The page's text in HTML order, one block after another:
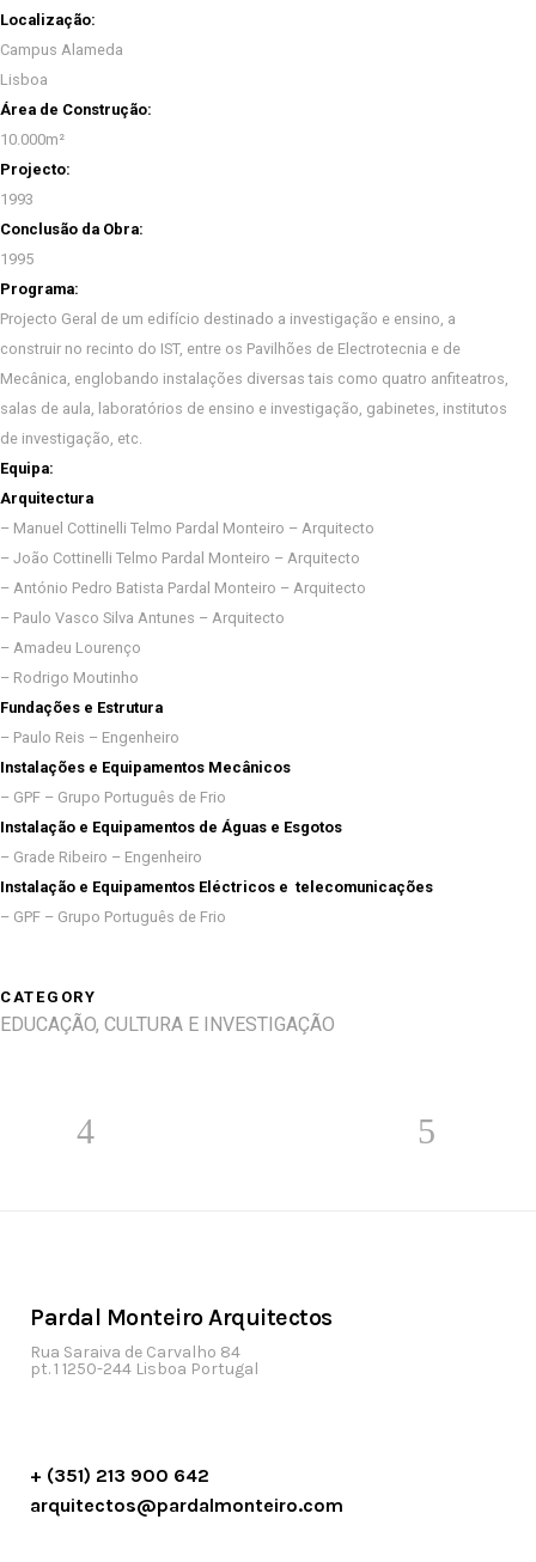
Localização:
Campus Alameda
Lisboa
Área de Construção:
10.000m²
Projecto:
1993
Conclusão da Obra:
1995
Programa:
Projecto Geral de um edifício destinado a investigação e ensino, a
construir no recinto do IST, entre os Pavilhões de Electrotecnia e de
Mecânica, englobando instalações diversas tais como quatro anfiteatros,
salas de aula, laboratórios de ensino e investigação, gabinetes, institutos
de investigação, etc.
Equipa:
Arquitectura
– Manuel Cottinelli Telmo Pardal Monteiro – Arquitecto
– João Cottinelli Telmo Pardal Monteiro – Arquitecto
– António Pedro Batista Pardal Monteiro – Arquitecto
– Paulo Vasco Silva Antunes – Arquitecto
– Amadeu Lourenço
– Rodrigo Moutinho
Fundações e Estrutura
– Paulo Reis – Engenheiro
Instalações e Equipamentos Mecânicos
– GPF – Grupo Português de Frio
Instalação e Equipamentos de Águas e Esgotos
– Grade Ribeiro – Engenheiro
Instalação e Equipamentos Eléctricos e telecomunicações
– GPF – Grupo Português de Frio
CATEGORY
EDUCAÇÃO, CULTURA E INVESTIGAÇÃO
Pardal Monteiro Arquitectos
Rua Saraiva de Carvalho 84
pt. 1 1250-244 Lisboa Portugal
+ (351) 213 900 642
arquitectos@pardalmonteiro.com